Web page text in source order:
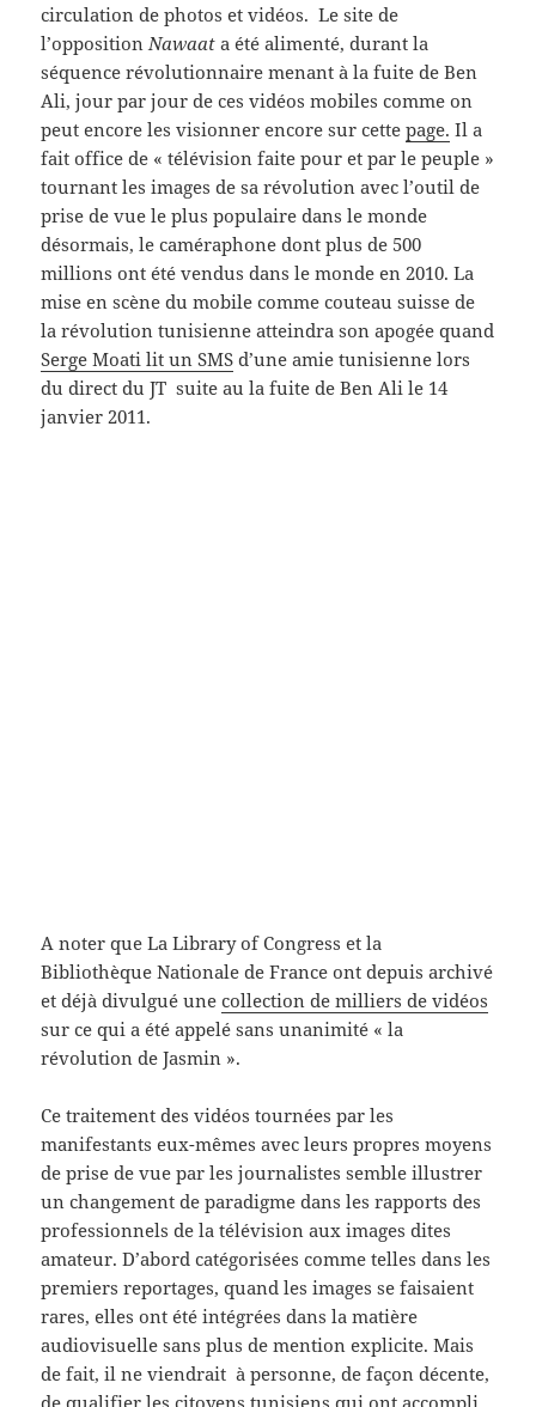
circulation de photos et vidéos. Le site de
l’oppositionNawaat a été alimenté, durant la
séquence révolutionnaire menant à la fuite de Ben
Ali, jour par jour de ces vidéos mobiles comme on
peut encore les visionner encore sur cettepage. Il a
fait office de « télévision faite pour et par le peuple »
tournant les images de sa révolution avec l’outil de
prise de vue le plus populaire dans le monde
désormais, le caméraphone dont plus de 500
millions ont été vendus dans le monde en 2010. La
mise en scène du mobile comme couteau suisse de
la révolution tunisienne atteindra son apogée quand
Serge Moati lit un SMS d’une amie tunisienne lors
du direct du JT suite au la fuite de Ben Ali le 14
janvier 2011.
A noter que La Library of Congress et la
Bibliothèque Nationale de France ont depuis archivé
et déjà divulgué unecollection de milliers de vidéos
sur ce qui a été appelé sans unanimité « la
révolution de Jasmin ».
Ce traitement des vidéos tournées par les
manifestants eux-mêmes avec leurs propres moyens
de prise de vue par les journalistes semble illustrer
un changement de paradigme dans les rapports des
professionnels de la télévision aux images dites
amateur. D’abord catégorisées comme telles dans les
premiers reportages, quand les images se faisaient
rares, elles ont été intégrées dans la matière
audiovisuelle sans plus de mention explicite. Mais
de fait, il ne viendrait à personne, de façon décente,